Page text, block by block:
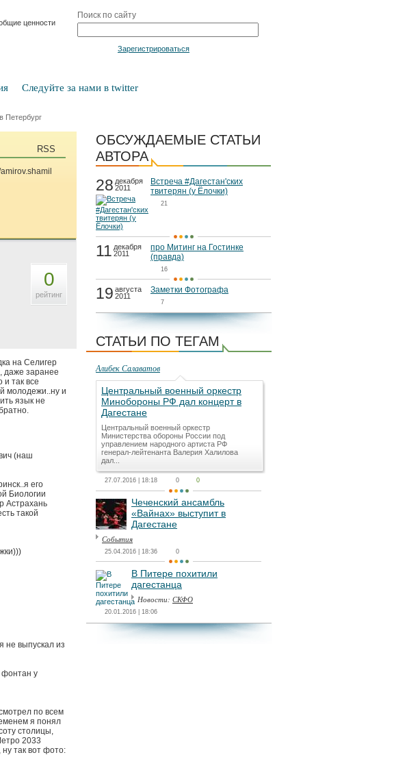
Поиск по сайту
Зарегистрироваться
Следуйте за нами в twitter
Петербург
RSS
0
рейтинг
на Селигер
даже заранее
так все
молодежи..ну и
язык не
(наш
его
Биологии
Астрахань
такой
не выпускал из
фонтан у
по всем
я понял
столицы,
2033
так вот фото:
ОБСУЖДАЕМЫЕ СТАТЬИ
АВТОРА
28 декабря
2011
Встреча #Дагестан'ских
твитерян (у Ёлочки)
21
11 декабря
2011
про Митинг на Гостинке
(правда)
16
19 августа
2011
Заметки Фотографа
7
СТАТЬИ ПО ТЕГАМ
Алибек Салаватов
Центральный военный оркестр
Минобороны РФ дал концерт в
Дагестане
Центральный военный оркестр
Министерства обороны России под
управлением народного артиста РФ
генерал-лейтенанта Валерия Халилова
дал...
27.07.2016 | 18:18 0 0
Чеченский ансамбль
«Вайнах» выступит в
Дагестане
События
25.04.2016 | 18:36 0
В Питере похитили
дагестанца
Новости: СКФО
20.01.2016 | 18:06